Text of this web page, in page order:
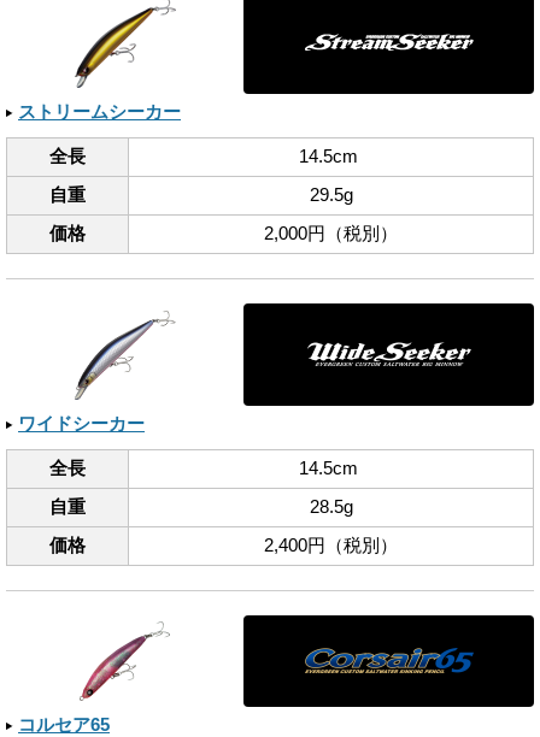
ストリームシーカー
全長
14.5cm
自重
29.5g
価格
2,000円（税別）
ワイドシーカー
全長
14.5cm
自重
28.5g
価格
2,400円（税別）
コルセア65